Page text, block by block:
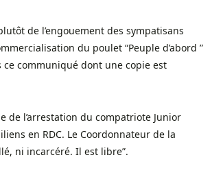
de l’engouement des sympatisans
du poulet “Peuple d’abord ”
communiqué dont une copie est
de l’arrestation du compatriote Junior
en RDC. Le Coordonnateur de la
ni incarcéré. Il est libre”.